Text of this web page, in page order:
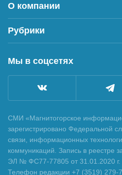
О компании
Рубрики
Мы в соцсетях
СМИ «Магнитогорское
зарегистрировано Федеральной
связи, информационных
коммуникаций. Запись в реестре
ЭЛ № ФС77-77805 от 31.01.2020 г.
Телефон редакции +7 (3519) 279-